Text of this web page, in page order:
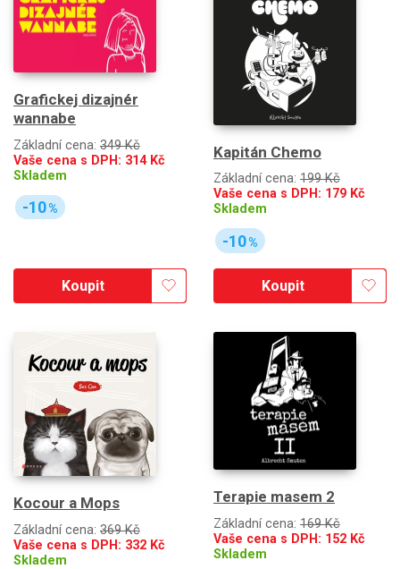
Grafickej dizajnér
wannabe
Základní cena: 349 Kč
Vaše cena s DPH: 314Kč
Skladem
-10%
Koupit
Kapitán Chemo
Základní cena: 199 Kč
Vaše cena s DPH: 179 Kč
Skladem
-10%
Koupit
Kocour a Mops
Základní cena: 369 Kč
Vaše cena s DPH: 332 Kč
Skladem
Terapie masem 2
Základní cena: 169 Kč
Vaše cena s DPH: 152 Kč
Skladem